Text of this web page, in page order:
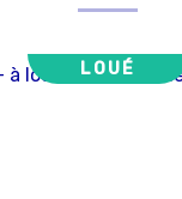
LOUÉ